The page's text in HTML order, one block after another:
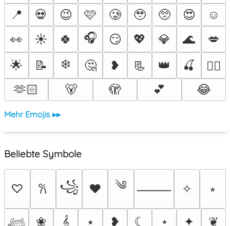
📍
💀 😉 🩷 🥲 🥹 🥺 😍
☺️
👀
☀️ 🍀 🎧 😏 💖 💎 🌊
💋
🌟
📝 ❄️ 🤔 ❥ 📃 👑 🍒
❤️‍🔥
🫶🏻
🐻 🫣 💕 😂
Mehr Emojis ▸▸
Beliebte Symbole
♡ 𐙚 ꧁ ♥ ༄ ⸻ ✧ ⭒
❀ 𝄞 ⭑ ❥ ☾ ⋆ ✦ ❦